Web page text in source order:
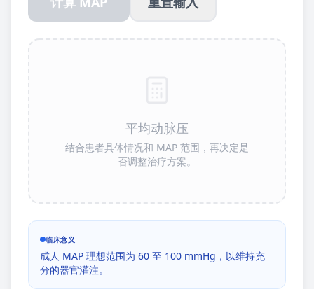
平均动脉压
结合患者具体情况和 MAP 范围，再决定是
否调整治疗方案。
临床意义
成人 MAP 理想范围为 60 至 100 mmHg，以维持充
分的器官灌注。